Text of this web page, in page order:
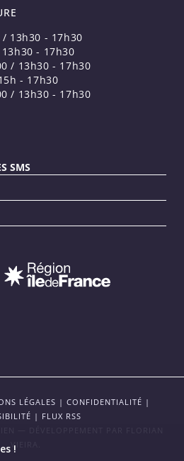
!
13h30 - 17h30
- 17h30
/ 13h30 - 17h30
- 17h30
/ 13h30 - 17h30
SMS
LÉGALES | CONFIDENTIALITÉ |
| FLUX RSS
VIEIRA